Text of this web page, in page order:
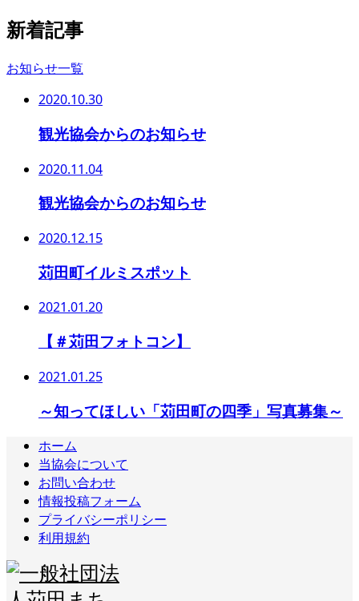
新着記事
お知らせ一覧
2020.10.30
観光協会からのお知らせ
2020.11.04
観光協会からのお知らせ
2020.12.15
苅田町イルミスポット
2021.01.20
【＃苅田フォトコン】
2021.01.25
～知ってほしい「苅田町の四季」写真募集～
ホーム
当協会について
お問い合わせ
情報投稿フォーム
プライバシーポリシー
利用規約